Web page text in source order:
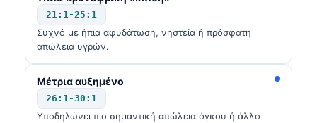
21:1-25:1
Συχνό με ήπια αφυδάτωση, νηστεία ή πρόσφατη
απώλεια υγρών.
Μέτρια αυξημένο
26:1-30:1
Υποδηλώνει πιο σημαντική απώλεια όγκου ή άλλο